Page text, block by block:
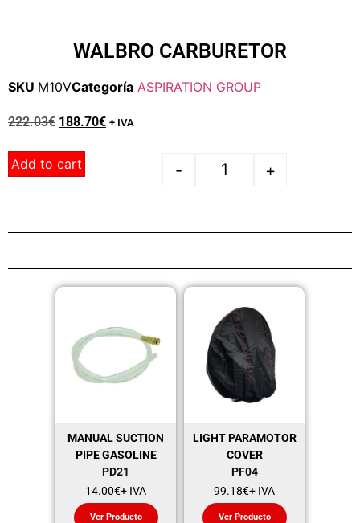
WALBRO CARBURETOR
SKU M10VCategoría ASPIRATION GROUP
222.03€ 188.70€ + IVA
- +
Add to cart
MANUAL SUCTION
PIPE GASOLINE
PD21
14.00€+ IVA
Ver Producto
LIGHT PARAMOTOR
COVER
PF04
99.18€+ IVA
Ver Producto